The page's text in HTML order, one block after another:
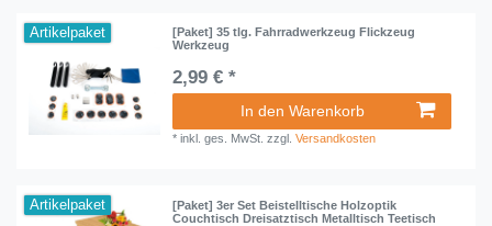
Artikelpaket
[Paket] 35 tlg. Fahrradwerkzeug Flickzeug
Werkzeug
2,99 € *
In den Warenkorb
*inkl. ges. MwSt. zzgl.Versandkosten
Artikelpaket
[Paket] 3er Set Beistelltische Holzoptik
Couchtisch Dreisatztisch Metalltisch Teetisch